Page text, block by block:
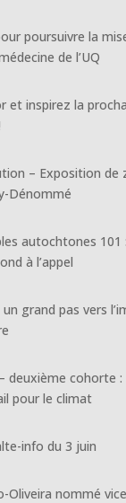
poursuivre la
de l’UQ
et inspirez la
– Exposition de
Dénommé
autochtones 101
à l’appel
un grand pas vers
deuxième cohorte
pour le climat
info du 3 juin
Oliveira nommé